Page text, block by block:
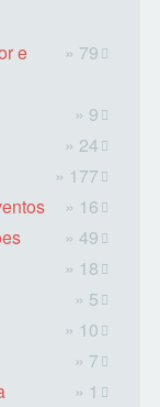
e
» 79
» 9
» 24
» 177
» 16
» 49
» 18
» 5
» 10
» 7
» 1